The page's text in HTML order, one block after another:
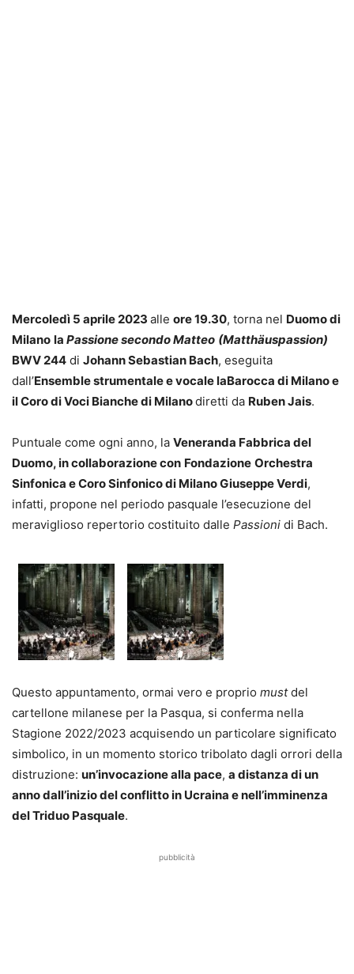
Mercoledì 5 aprile 2023 alle ore 19.30, torna nel Duomo di
Milano la Passione secondo Matteo (Matthäuspassion)
BWV 244 di Johann Sebastian Bach, eseguita
dall’Ensemble strumentale e vocale laBarocca di Milano e
il Coro di Voci Bianche di Milanodiretti da Ruben Jais.
Puntuale come ogni anno, la Veneranda Fabbrica del
Duomo, in collaborazione con Fondazione Orchestra
Sinfonica e Coro Sinfonico di Milano Giuseppe Verdi,
infatti, propone nel periodo pasquale l’esecuzione del
meraviglioso repertorio costituito dalle Passioni di Bach.
Questo appuntamento, ormai vero e proprio mustdel
cartellone milanese per la Pasqua, si conferma nella
Stagione 2022/2023 acquisendo un particolare significato
simbolico, in un momento storico tribolato dagli orrori della
distruzione: un’invocazione alla pace, a distanza di un
anno dall’inizio del conflitto in Ucraina e nell’imminenza
del Triduo Pasquale.
pubblicità